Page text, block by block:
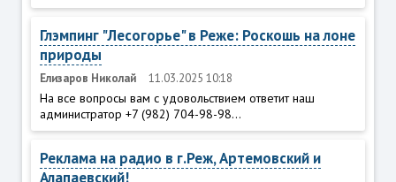
Глэмпинг "Лесогорье" в Реже: Роскошь на лоне
природы
Елизаров Николай 11.03.2025 10:18
На все вопросы вам с удовольствием ответит наш
администратор +7 (982) 704-98-98...
Реклама на радио в г.Реж, Артемовский и
Алапаевский!